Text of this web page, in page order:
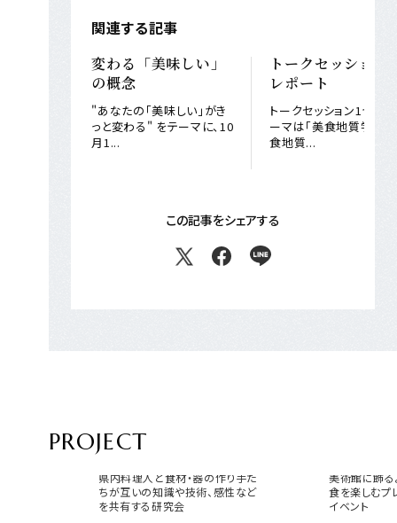
関連する記事
変わる「美味しい」
の概念
"あなたの「美味しい」がき
っと変わる" をテーマに、10
月1...
トークセッショ
レポート
トークセッション1つ目
ーマは「美食地質学」。
食地質...
この記事をシェアする
PROJECTサガマリアージュラボ
県内料理人と食材・器の作り手た
ちが互いの知識や技術、感性など
を共有する研究会
美術館に飾
食を楽しむプ
イベント